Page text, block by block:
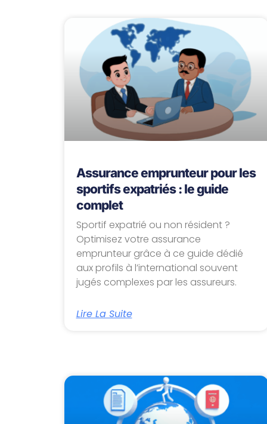
Assurance emprunteur pour les
sportifs expatriés : le guide
complet
Sportif expatrié ou non résident ?
Optimisez votre assurance
emprunteur grâce à ce guide dédié
aux profils à l’international souvent
jugés complexes par les assureurs.
Lire La Suite